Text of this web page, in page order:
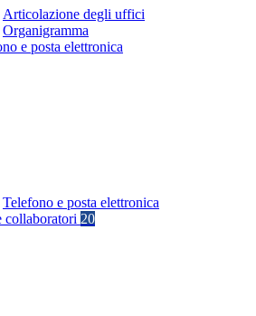
Articolazione degli uffici
Organigramma
e posta elettronica
Telefono e posta elettronica
collaboratori 20